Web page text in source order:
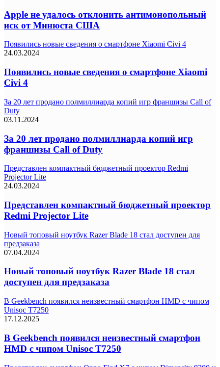
Apple не удалось отклонить антимонопольный
иск от Минюста США
Появились новые сведения о смартфоне Xiaomi Civi 4
24.03.2024
Появились новые сведения о смартфоне Xiaomi
Civi 4
За 20 лет продано полмиллиарда копий игр франшизы Call of
Duty
03.11.2024
За 20 лет продано полмиллиарда копий игр
франшизы Call of Duty
Представлен компактный бюджетный проектор Redmi
Projector Lite
24.03.2024
Представлен компактный бюджетный проектор
Redmi Projector Lite
Новый топовый ноутбук Razer Blade 18 стал доступен для
предзаказа
07.04.2024
Новый топовый ноутбук Razer Blade 18 стал
доступен для предзаказа
В Geekbench появился неизвестный смартфон HMD с чипом
Unisoc T7250
17.12.2025
В Geekbench появился неизвестный смартфон
HMD с чипом Unisoc T7250